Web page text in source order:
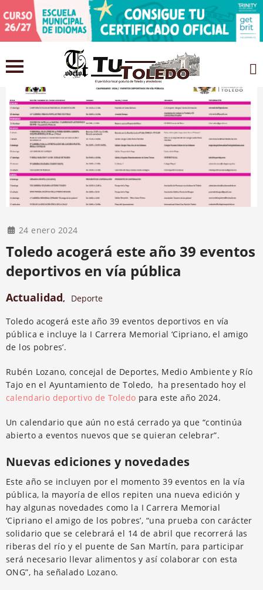
24 enero 2024
Toledo acogerá este año 39 eventos
deportivos en vía pública
Actualidad, Deporte
Toledo acogerá este año 39 eventos deportivos en vía
pública e incluye la I Carrera Memorial ‘Cipriano, el amigo
de los pobres’.
Rubén Lozano, concejal de Deportes, Medio Ambiente y Río
Tajo en el Ayuntamiento de Toledo, ha presentado hoy el
calendario deportivo de Toledo para este año 2024.
Un calendario que aún no está cerrado ya que “continúa
abierto a eventos nuevos que se quieran celebrar”.
Nuevas ediciones y novedades
Este año se incluyen por el momento 39 eventos en la vía
pública, la mayoría de ellos repiten una nueva edición y
hay algunas novedades como la I Carrera Memorial
‘Cipriano el amigo de los pobres’, “una prueba con carácter
solidario que se celebrará el 14 de abril que recorrerá las
riberas del río y el puente de San Martín, para participar
será necesario llevar alimentos y así colaborar con esta
ONG”, ha señalado Lozano.